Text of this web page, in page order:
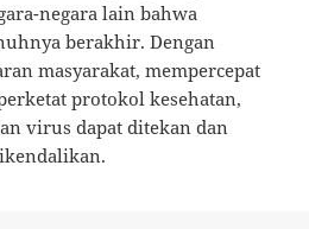
negara lain bahwa
berakhir. Dengan
masyarakat, mempercepat
protokol kesehatan,
virus dapat ditekan dan